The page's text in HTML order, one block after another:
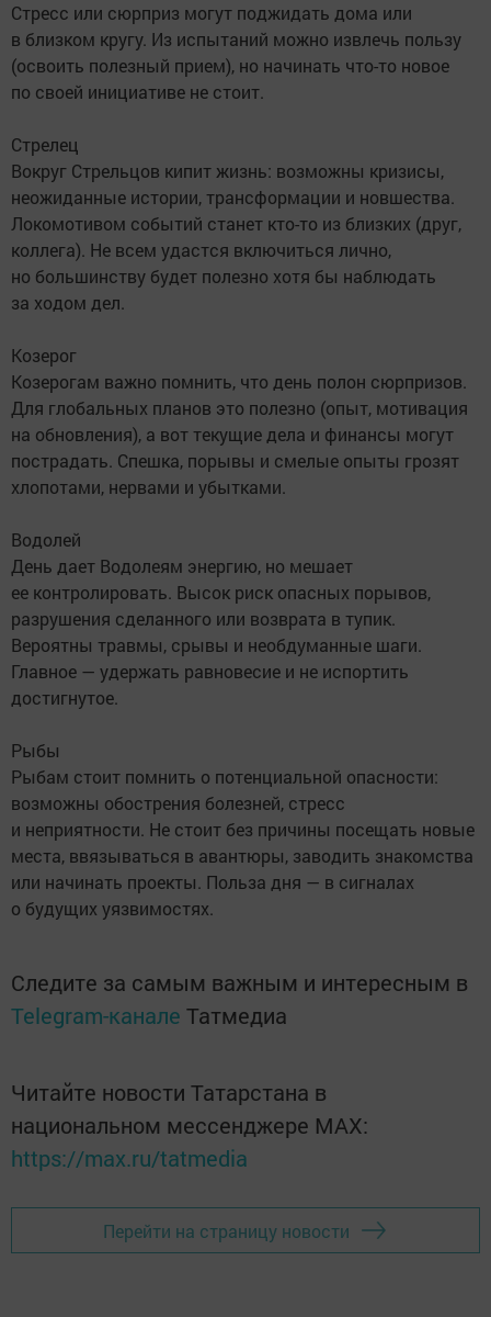
Стресс или сюрприз могут поджидать дома или
в близком кругу. Из испытаний можно извлечь пользу
(освоить полезный прием), но начинать что-то новое
по своей инициативе не стоит.
Стрелец
Вокруг Стрельцов кипит жизнь: возможны кризисы,
неожиданные истории, трансформации и новшества.
Локомотивом событий станет кто-то из близких (друг,
коллега). Не всем удастся включиться лично,
но большинству будет полезно хотя бы наблюдать
за ходом дел.
Козерог
Козерогам важно помнить, что день полон сюрпризов.
Для глобальных планов это полезно (опыт, мотивация
на обновления), а вот текущие дела и финансы могут
пострадать. Спешка, порывы и смелые опыты грозят
хлопотами, нервами и убытками.
Водолей
День дает Водолеям энергию, но мешает
ее контролировать. Высок риск опасных порывов,
разрушения сделанного или возврата в тупик.
Вероятны травмы, срывы и необдуманные шаги.
Главное — удержать равновесие и не испортить
достигнутое.
Рыбы
Рыбам стоит помнить о потенциальной опасности:
возможны обострения болезней, стресс
и неприятности. Не стоит без причины посещать новые
места, ввязываться в авантюры, заводить знакомства
или начинать проекты. Польза дня — в сигналах
о будущих уязвимостях.
Следите за самым важным и интересным в
Telegram-канале Татмедиа
Читайте новости Татарстана в
национальном мессенджере MАХ:
https://max.ru/tatmedia
Перейти на страницу новости